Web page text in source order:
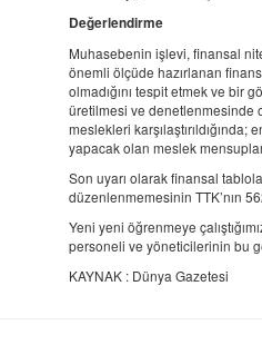
Değerlendirme
Muhasebenin işlevi, finansal
önemli ölçüde hazırlanan
olmadığını tespit etmek ve bir
üretilmesi ve denetlenmesinde
meslekleri
yapacak olan meslek
Son uyarı olarak finansal
düzenlenmemesinin TTK’nın
Yeni yeni öğrenmeye
personeli ve yöneticilerinin bu
KAYNAK : Dünya Gazetesi